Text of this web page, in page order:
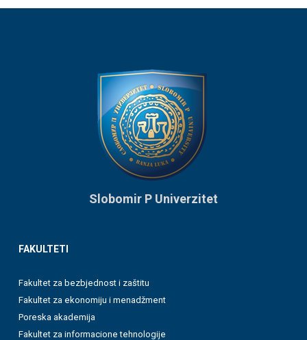
Slobomir P Univerzitet
FAKULTETI
Fakultet za bezbjednost i zaštitu
Fakultet za ekonomiju i menadžment
Poreska akademija
Fakultet za informacione tehnologije